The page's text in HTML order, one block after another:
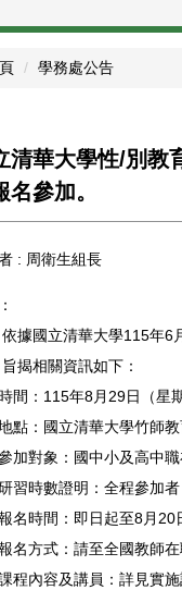
學務處公告
清華大學性/別教
名參加。
: 周衛生組長
據國立清華大學115年6
揭相關資訊如下：
間：115年8月29日（星
點：國立清華大學竹師
加對象：國中小及高中職
習時數證明：全程參加
名時間：即日起至8月20
名方式：請至全國教師
程內容及講員：詳見實